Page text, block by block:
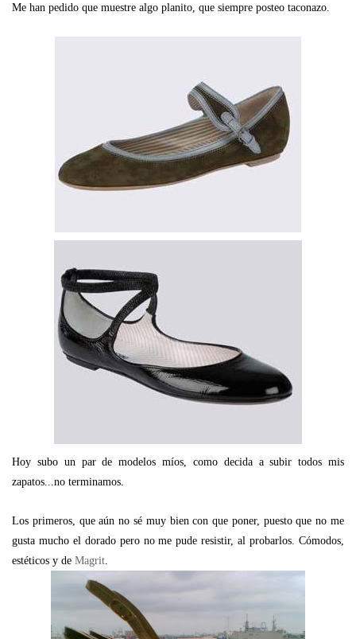
Me han pedido que muestre algo planito, que siempre posteo taconazo.
Hoy subo un par de modelos míos, como decida a subir todos mis
zapatos...no terminamos.
Los primeros, que aún no sé muy bien con que poner, puesto que no me
gusta mucho el dorado pero no me pude resistir, al probarlos. Cómodos,
estéticos y de Magrit